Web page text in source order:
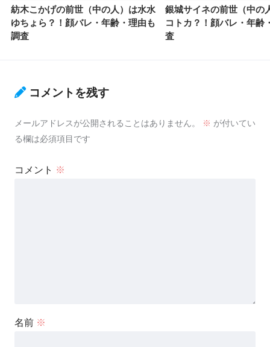
紡木こかげの前世（中の人）は水水
ゆちょら？！顔バレ・年齢・理由も
調査
銀城サイネの前世（中の
コトカ？！顔バレ・年齢
査
コメントを残す
メールアドレスが公開されることはありません。 ※ が付いてい
る欄は必須項目です
コメント ※
名前 ※